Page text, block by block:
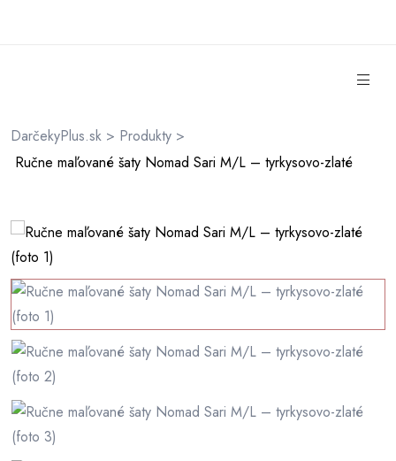
DarčekyPlus.sk > Produkty >
Ručne maľované šaty Nomad Sari M/L – tyrkysovo-zlaté